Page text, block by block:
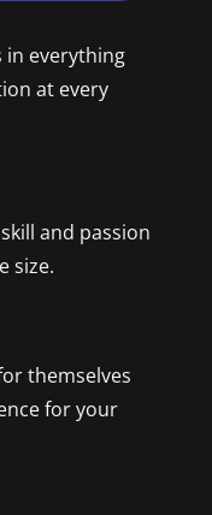
in everything
at every
and passion
size.
themselves
for your